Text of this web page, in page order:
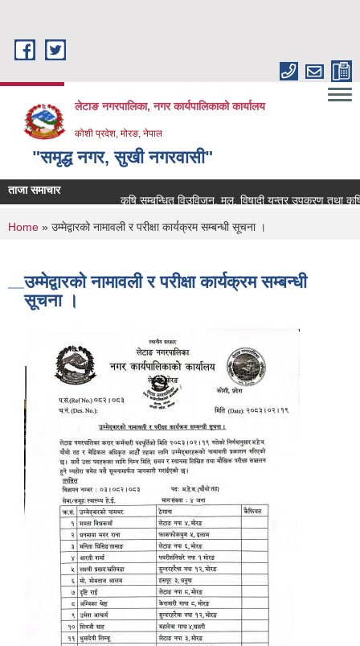
लेटाङ नगरपालिका, नगर कार्यपालिकाको कार्यालय
कोशी प्रदेश, मोरङ, नेपाल
"समृद्ध नगर, सुखी नगरवासी"
ताजा समाचार
कृषि सम्बन्धित विउविजन, मल, विषादी यन्त्र उपकरण तथा कृषि
You are here
Home » उम्मेद्वारको नामावली र परीक्षा कार्यक्रम सम्बन्धी सूचना ।
उम्मेद्वारको नामावली र परीक्षा कार्यक्रम सम्बन्धी
सूचना ।